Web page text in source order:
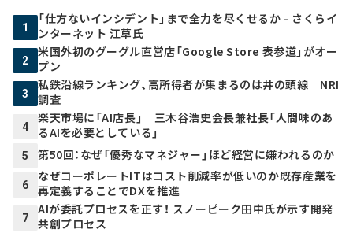
1
「仕方ないインシデント」まで全力を尽くせるか - さくらイ
ンターネット 江草氏
2
米国外初のグーグル直営店「Google Store 表参道」がオー
プン
3
私鉄沿線ランキング、高所得者が集まるのは井の頭線 NRI
調査
4
楽天市場に「AI店長」 三木谷浩史会長兼社長「人間味のあ
るAIを必要としている」
5 第50回：なぜ「優秀なマネジャー」ほど経営に嫌われるのか
6
なぜコーポレートITはコスト削減率が低いのか――既存産業を
再定義することでDXを推進
7
AIが委託プロセスを正す！ スノーピーク田中氏が示す開発
共創プロセス